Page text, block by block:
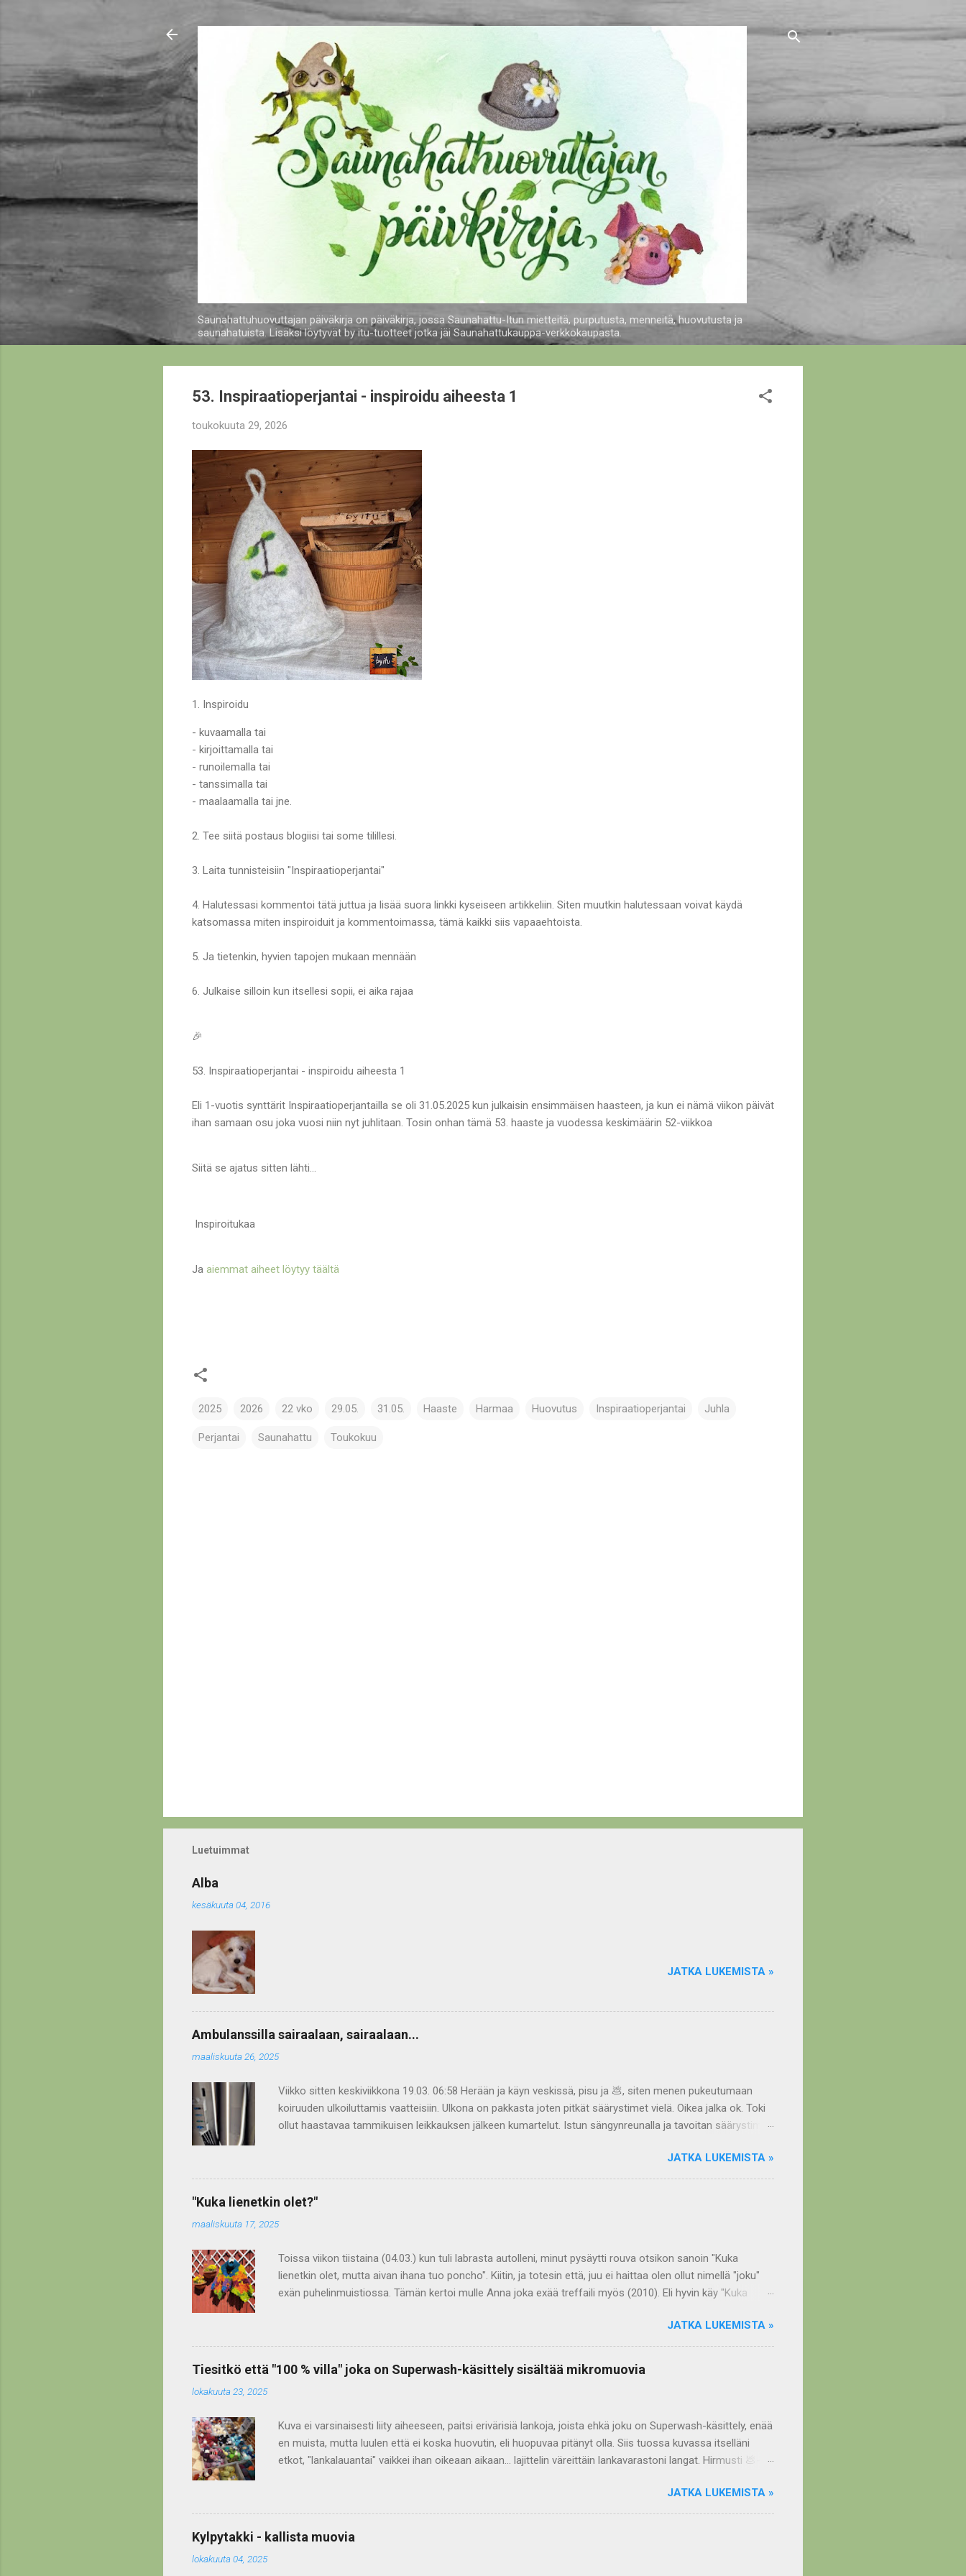
Siirry pääsisältöön
Saunahattuhuovuttajan päiväkirja on päiväkirja, jossa Saunahattu-Itun mietteitä, purputusta, menneitä, huovutusta ja
saunahatuista. Lisäksi löytyvät by itu-tuotteet jotka jäi Saunahattukauppa-verkkokaupasta.
53. Inspiraatioperjantai - inspiroidu aiheesta 1
toukokuuta 29, 2026
1. Inspiroidu
- kuvaamalla tai
- kirjoittamalla tai
- runoilemalla tai
- tanssimalla tai
- maalaamalla tai jne.
2. Tee siitä postaus blogiisi tai some tilillesi.
3. Laita tunnisteisiin "Inspiraatioperjantai"
4. Halutessasi kommentoi tätä juttua ja lisää suora linkki kyseiseen artikkeliin. Siten muutkin halutessaan voivat käydä
katsomassa miten inspiroiduit ja kommentoimassa, tämä kaikki siis vapaaehtoista.
5. Ja tietenkin, hyvien tapojen mukaan mennään
6. Julkaise silloin kun itsellesi sopii, ei aika rajaa
🎉
53. Inspiraatioperjantai - inspiroidu aiheesta 1
Eli 1-vuotis synttärit Inspiraatioperjantailla se oli 31.05.2025 kun julkaisin ensimmäisen haasteen, ja kun ei nämä viikon päivät
ihan samaan osu joka vuosi niin nyt juhlitaan. Tosin onhan tämä 53. haaste ja vuodessa keskimäärin 52-viikkoa
Siitä se ajatus sitten lähti...
Inspiroitukaa
Ja aiemmat aiheet löytyy täältä
2025 2026 22 vko 29.05. 31.05. Haaste Harmaa Huovutus Inspiraatioperjantai Juhla
Perjantai Saunahattu Toukokuu
Luetuimmat
Alba
kesäkuuta 04, 2016
JATKA LUKEMISTA »
Ambulanssilla sairaalaan, sairaalaan...
maaliskuuta 26, 2025
Viikko sitten keskiviikkona 19.03. 06:58 Herään ja käyn veskissä, pisu ja 💩, siten menen pukeutumaan
koiruuden ulkoiluttamis vaatteisiin. Ulkona on pakkasta joten pitkät säärystimet vielä. Oikea jalka ok. Toki
ollut haastavaa tammikuisen leikkauksen jälkeen kumartelut. Istun sängynreunalla ja tavoitan säärystimen
selässä vinkaisee aivan sietämättömästi. Saattoi säteilläkin just siinä kohti en tiedä... Koitan löytää jonkin
hyvän asennon, ei oikein löydy, keräilen itseäni. Onhan tuo alaselkä aiemminkin viiltänyt ja nyt saikun
päätyttyä kun päässyt huovuttamaan niin on joka kerta alaselkä väsynyt ja kipeytynyt, mutta ie tuolleen
kyynärpäät sängynreunalla, juu vaikka asento saattoi muistuttaa rukoiluasentoa niin en rukoillut.
JATKA LUKEMISTA »
"Kuka lienetkin olet?"
maaliskuuta 17, 2025
Toissa viikon tiistaina (04.03.) kun tuli labrasta autolleni, minut pysäytti rouva otsikon sanoin "Kuka
lienetkin olet, mutta aivan ihana tuo poncho". Kiitin, ja totesin että, juu ei haittaa olen ollut nimellä "joku"
exän puhelinmuistiossa. Tämän kertoi mulle Anna joka exää treffaili myös (2010). Eli hyvin käy "Kuka
(31.01.) menossa rasvakasvaimen poistoon niin hoitaja joka kutsui sisälle ihasteli ja ihasteli myös
kauluksen petrolin sävyä. Keroin, että langat olen värjännyt itse raskasmetalli vapailla väreillä ja lankana
on 100 % suomenlampaanvilla joka kehrätty ilman myrkyllistä kehruuöljyä. Tuo Päivi-poncho siis
valmistunut 13.06.2023 - malli omaa suunnittelua, orvokki teema ollut jo tuossa muodossa ainakin
JATKA LUKEMISTA »
Tiesitkö että "100 % villa" joka on Superwash-käsittely sisältää mikromuovia
lokakuuta 23, 2025
Kuva ei varsinaisesti liity aiheeseen, paitsi erivärisiä lankoja, joista ehkä joku on Superwash-käsittely, enää
en muista, mutta luulen että ei koska huovutin, eli huopuvaa pitänyt olla. Siis tuossa kuvassa itselläni
etkot, "lankalauantai" vaikkei ihan oikeaan aikaan... lajittelin väreittäin lankavarastoni langat. Hirmusti 💩-
lakko" jonka porsaanreikä oli "jos idea tai asiakastyö vaatii"... no ideat vaativat kyllä. Mutta tuossa viime
viikolla Isokummun Kehräämö jakoi face sivullaan mielenkiintoisen Kaks-Plus lehden
artikkelin Superwash-käsittelystä villasta Artikkeli on 09. kesäkuuta 2020 julkaistu nimellä: Superwash-villa
JATKA LUKEMISTA »
Kylpytakki - kallista muovia
lokakuuta 04, 2025